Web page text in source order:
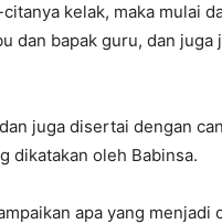
kelak, maka mulai
dan bapak guru, dan
juga disertai dengan
dikatakan oleh Babinsa.
apa yang